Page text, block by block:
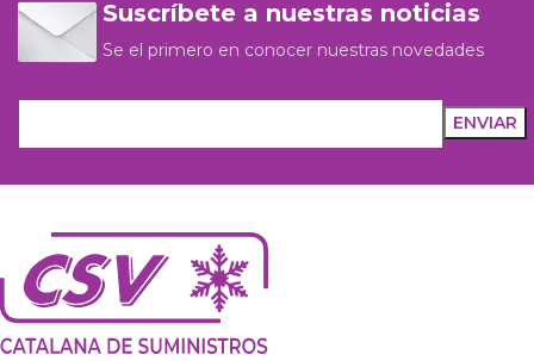
Suscríbete a nuestras noticias
Se el primero en conocer nuestras novedades